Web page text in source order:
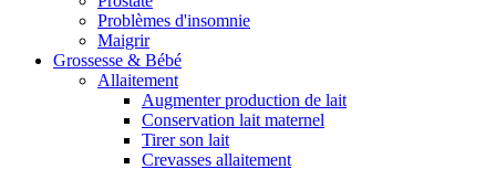
Problèmes d'insomnie
Maigrir
Grossesse & Bébé
Allaitement
Augmenter production de lait
Conservation lait maternel
Tirer son lait
Crevasses allaitement